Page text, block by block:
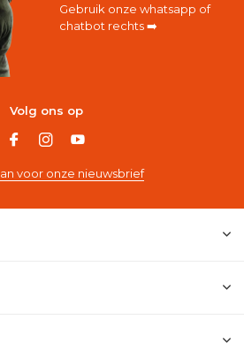
Gebruik onze whatsapp of
chatbot rechts ➡️
Volg ons op
voor onze nieuwsbrief